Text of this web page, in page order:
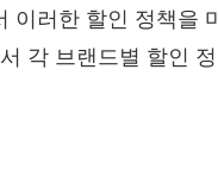
이러한 할인 정책을
각 브랜드별 할인